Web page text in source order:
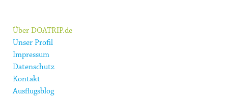
Über DOATRIP.de
Unser Profil
Impressum
Datenschutz
Kontakt
Ausflugsblog